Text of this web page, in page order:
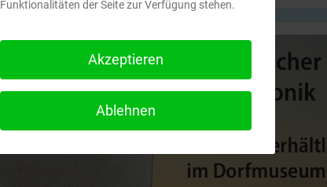
Funktionalitäten der Seite zur Verfügung stehen.
Akzeptieren
Ablehnen